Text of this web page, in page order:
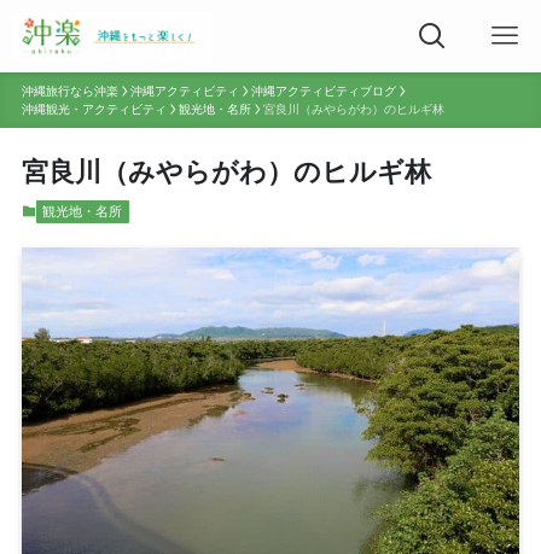
沖縄旅行なら沖楽 沖縄アクティビティ
沖縄アクティビティブログ
沖縄観光・アクティビティ
観光地・名所 宮良川（みやらがわ）のヒルギ林
宮良川（みやらがわ）のヒルギ林
観光地・名所